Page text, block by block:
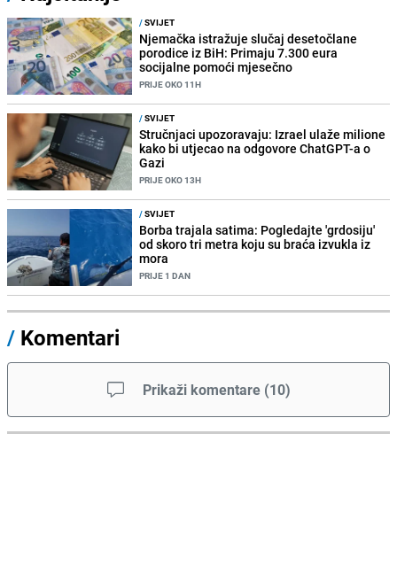
/SVIJET
Njemačka istražuje slučaj desetočlane
porodice iz BiH: Primaju 7.300 eura
socijalne pomoći mjesečno
PRIJE OKO 11H
/SVIJET
Stručnjaci upozoravaju: Izrael ulaže milione
kako bi utjecao na odgovore ChatGPT-a o
Gazi
PRIJE OKO 13H
/SVIJET
Borba trajala satima: Pogledajte 'grdosiju'
od skoro tri metra koju su braća izvukla iz
mora
PRIJE 1 DAN
/ Komentari
Prikaži komentare (10)